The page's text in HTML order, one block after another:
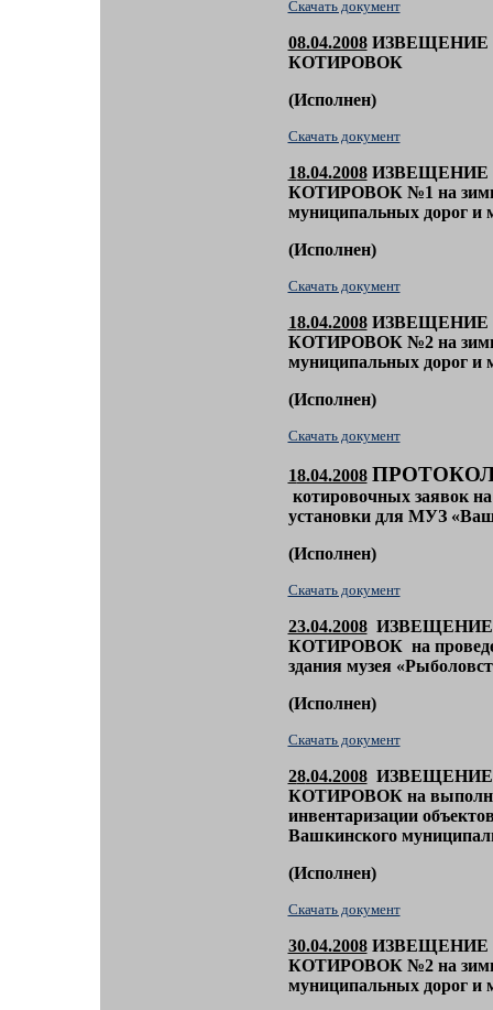
Скачать документ
08.04.2008ИЗВЕЩЕНИЕ
КОТИРОВОК
(Исполнен)
Скачать документ
18.04.2008 ИЗВЕЩЕНИЕ
КОТИРОВОК №1 на
муниципальных дорог и
(Исполнен)
Скачать документ
18.04.2008 ИЗВЕЩЕНИЕ
КОТИРОВОК №2 на
муниципальных дорог и
(Исполнен)
Скачать документ
18.04.2008
котировочных заявок
установки для МУЗ
(Исполнен)
Скачать документ
23.04.2008
КОТИРОВОК на
здания музея
(Исполнен)
Скачать документ
28.04.2008
КОТИРОВОК на
инвентаризации
Вашкинского
(Исполнен)
Скачать документ
30.04.2008 ИЗВЕЩЕНИЕ
КОТИРОВОК №2 на
муниципальных дорог и